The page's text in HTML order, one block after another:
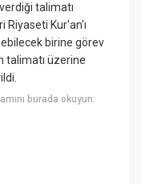
talimatı
Riyaseti Kur'an'ı
birine görev
talimatı üzerine
burada okuyun: